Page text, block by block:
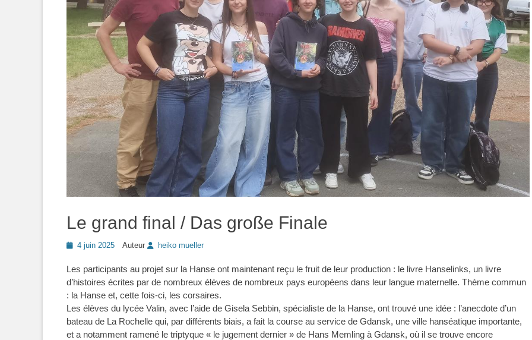
Le grand final / Das große Finale
Posted4 juin 2025 Auteur heiko mueller
Les participants au projet sur la Hanse ont maintenant reçu le fruit de leur production : le livre Hanselinks, un livre
d’histoires écrites par de nombreux élèves de nombreux pays européens dans leur langue maternelle. Thème commun
: la Hanse et, cette fois-ci, les corsaires.
Les élèves du lycée Valin, avec l’aide de Gisela Sebbin, spécialiste de la Hanse, ont trouvé une idée : l’anecdote d’un
bateau de La Rochelle qui, par différents biais, a fait la course au service de Gdansk, une ville hanséatique importante,
et a notamment ramené le triptyque « le jugement dernier » de Hans Memling à Gdansk, où il se trouve encore